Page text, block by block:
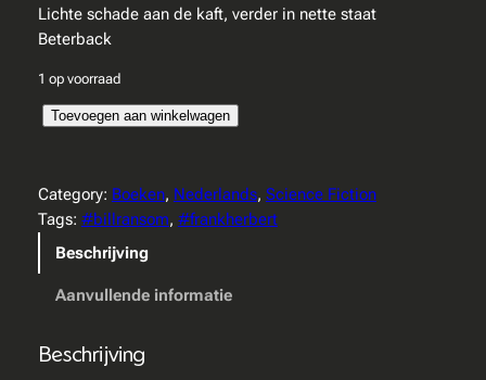
Lichte schade aan de kaft, verder in nette staat
Beterback
1 op voorraad
n
k
r
Toevoegen aan winkelwagen
Category: Boeken, Nederlands, Science Fiction
Tags: #billransom, #frankherbert
Beschrijving
Aanvullende informatie
Beschrijving